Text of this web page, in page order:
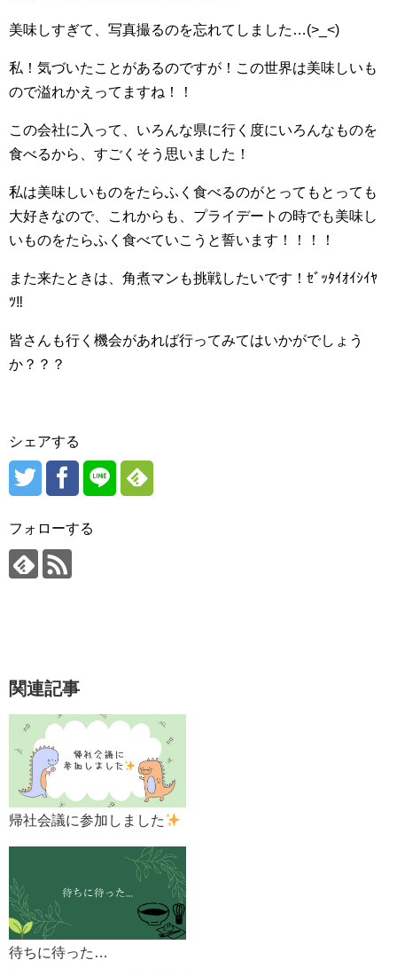
美味しすぎて、写真撮るのを忘れてしました…(>_<)
私！気づいたことがあるのですが！この世界は美味しいも
ので溢れかえってますね！！
この会社に入って、いろんな県に行く度にいろんなものを
食べるから、すごくそう思いました！
私は美味しいものをたらふく食べるのがとってもとっても
大好きなので、これからも、プライデートの時でも美味し
いものをたらふく食べていこうと誓います！！！！
また来たときは、角煮マンも挑戦したいです！ｾﾞｯﾀｲｵｲｼｲﾔ
ﾂ‼
皆さんも行く機会があれば行ってみてはいかがでしょう
か？？？
シェアする
フォローする
関連記事
帰社会議に参加しました
待ちに待った…